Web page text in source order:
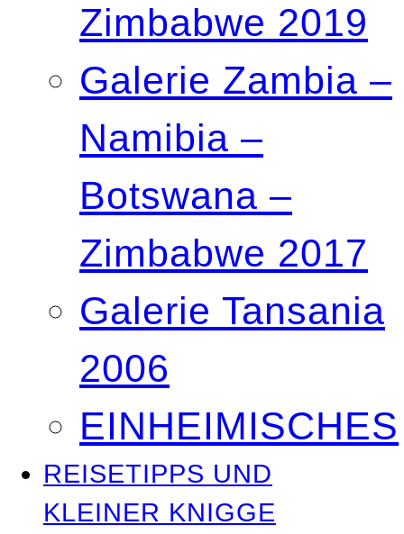
Zimbabwe 2019
Galerie Zambia –
Namibia –
Botswana –
Zimbabwe 2017
Galerie Tansania
2006
EINHEIMISCHES
REISETIPPS UND
KLEINER KNIGGE